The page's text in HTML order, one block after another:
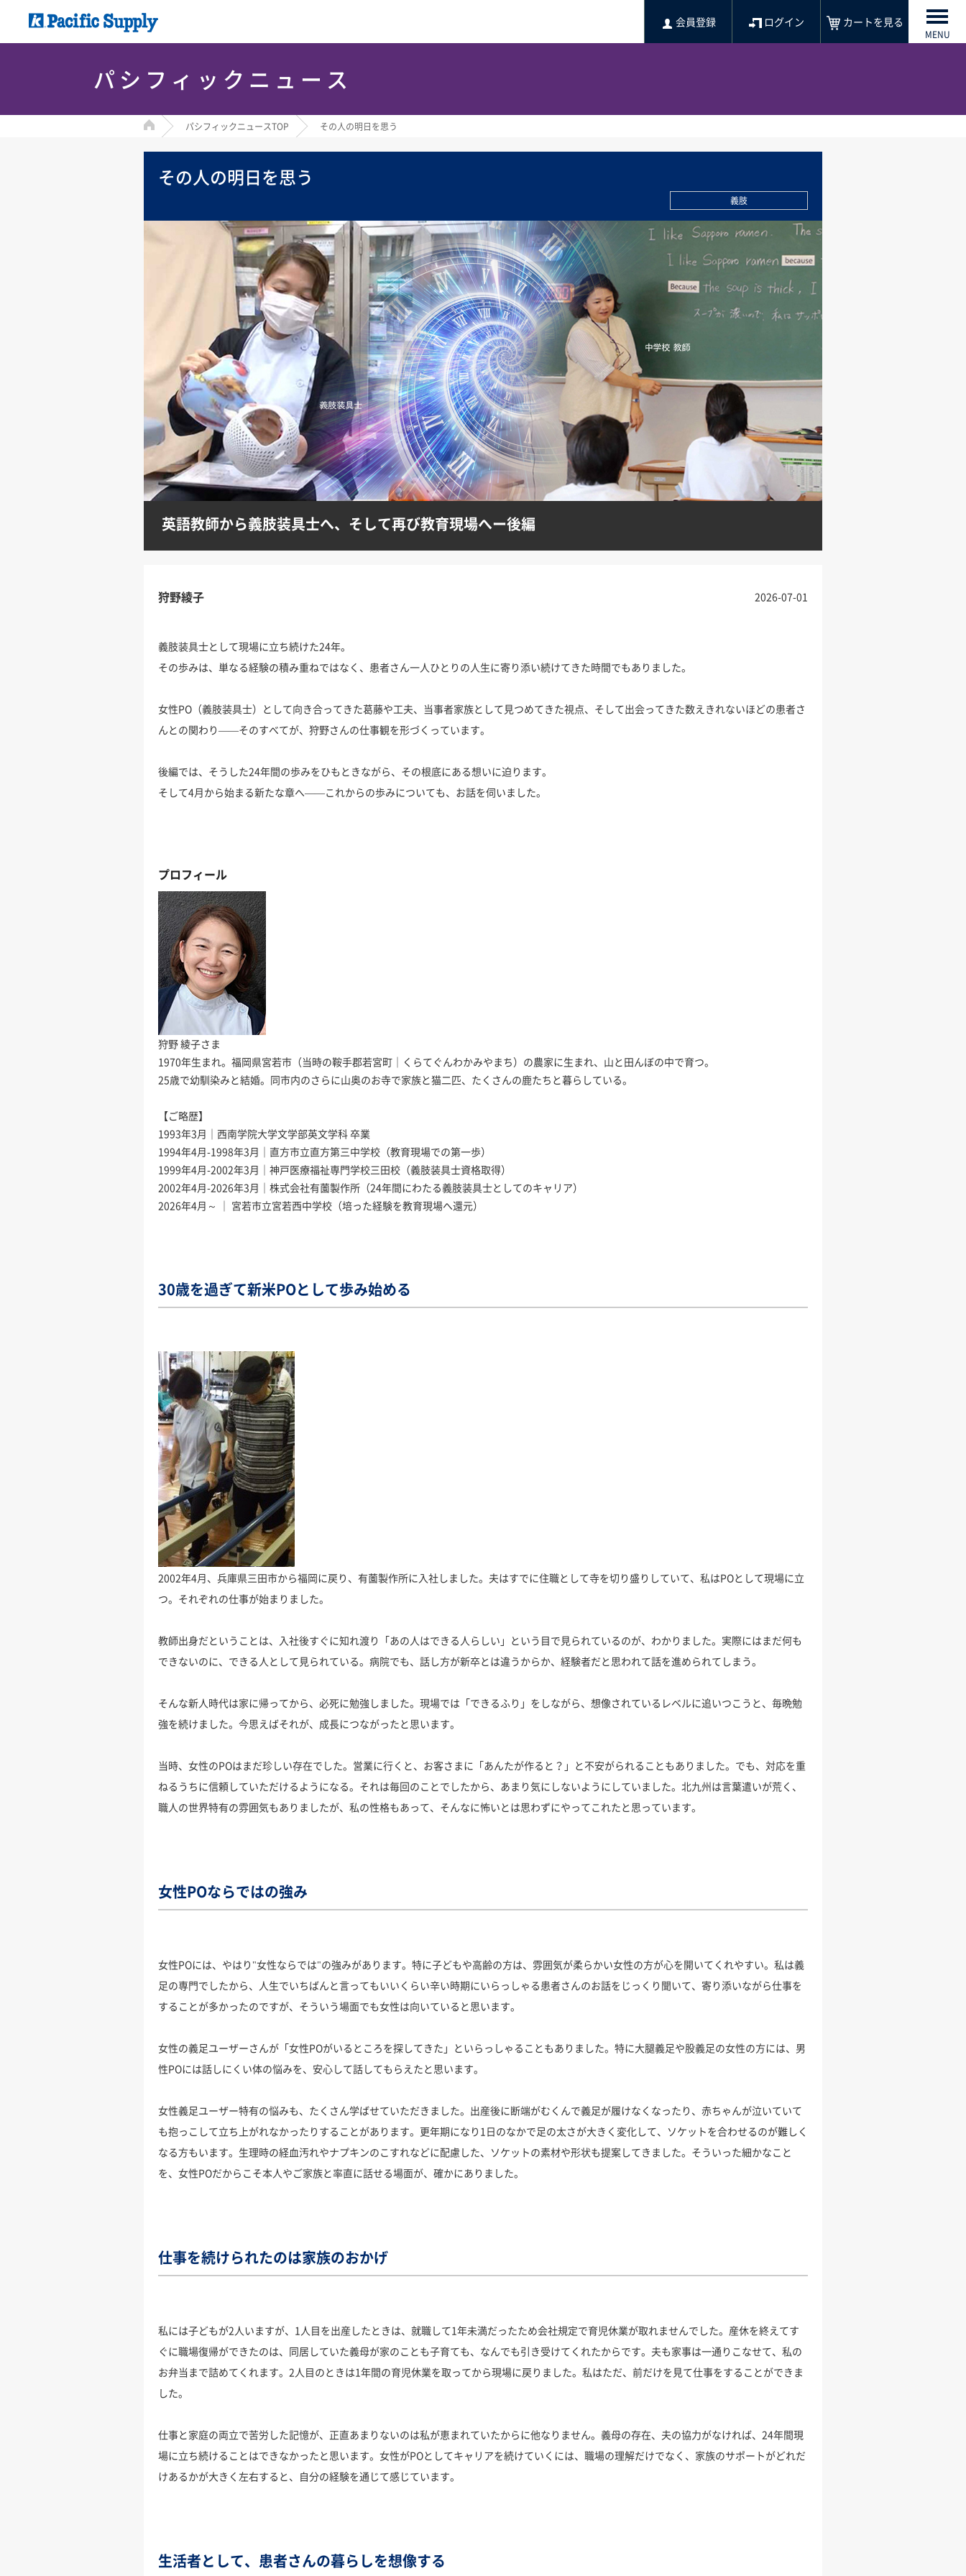
会員登録 ログイン カートを見る
MENU
パシフィックニュース
HOME パシフィックニュースTOP その人の明日を思う
その人の明日を思う
義肢
英語教師から義肢装具士へ、そして再び教育現場へー後編
狩野綾子 2026-07-01
義肢装具士として現場に立ち続けた24年。
その歩みは、単なる経験の積み重ねではなく、患者さん一人ひとりの人生に寄り添い続けてきた時間でもありました。
女性PO（義肢装具士）として向き合ってきた葛藤や工夫、当事者家族として見つめてきた視点、そして出会ってきた数えきれないほどの患者さ
んとの関わり——そのすべてが、狩野さんの仕事観を形づくっています。
後編では、そうした24年間の歩みをひもときながら、その根底にある想いに迫ります。
そして4月から始まる新たな章へ——これからの歩みについても、お話を伺いました。
プロフィール
狩野 綾子さま
1970年生まれ。福岡県宮若市（当時の鞍手郡若宮町｜くらてぐんわかみやまち）の農家に生まれ、山と田んぼの中で育つ。
25歳で幼馴染みと結婚。同市内のさらに山奥のお寺で家族と猫二匹、たくさんの鹿たちと暮らしている。
【ご略歴】
1993年3月｜西南学院大学文学部英文学科 卒業
1994年4月-1998年3月｜直方市立直方第三中学校（教育現場での第一歩）
1999年4月-2002年3月｜神戸医療福祉専門学校三田校（義肢装具士資格取得）
2002年4月-2026年3月｜株式会社有薗製作所（24年間にわたる義肢装具士としてのキャリア）
2026年4月～ ｜ 宮若市立宮若西中学校（培った経験を教育現場へ還元）
30歳を過ぎて新米POとして歩み始める
2002年4月、兵庫県三田市から福岡に戻り、有薗製作所に入社しました。夫はすでに住職として寺を切り盛りしていて、私はPOとして現場に立
つ。それぞれの仕事が始まりました。
教師出身だということは、入社後すぐに知れ渡り「あの人はできる人らしい」という目で見られているのが、わかりました。実際にはまだ何も
できないのに、できる人として見られている。病院でも、話し方が新卒とは違うからか、経験者だと思われて話を進められてしまう。
そんな新人時代は家に帰ってから、必死に勉強しました。現場では「できるふり」をしながら、想像されているレベルに追いつこうと、毎晩勉
強を続けました。今思えばそれが、成長につながったと思います。
当時、女性のPOはまだ珍しい存在でした。営業に行くと、お客さまに「あんたが作ると？」と不安がられることもありました。でも、対応を重
ねるうちに信頼していただけるようになる。それは毎回のことでしたから、あまり気にしないようにしていました。北九州は言葉遣いが荒く、
職人の世界特有の雰囲気もありましたが、私の性格もあって、そんなに怖いとは思わずにやってこれたと思っています。
女性POならではの強み
女性POには、やはり"女性ならでは"の強みがあります。特に子どもや高齢の方は、雰囲気が柔らかい女性の方が心を開いてくれやすい。私は義
足の専門でしたから、人生でいちばんと言ってもいいくらい辛い時期にいらっしゃる患者さんのお話をじっくり聞いて、寄り添いながら仕事を
することが多かったのですが、そういう場面でも女性は向いていると思います。
女性の義足ユーザーさんが「女性POがいるところを探してきた」といらっしゃることもありました。特に大腿義足や股義足の女性の方には、男
性POには話しにくい体の悩みを、安心して話してもらえたと思います。
女性義足ユーザー特有の悩みも、たくさん学ばせていただきました。出産後に断端がむくんで義足が履けなくなったり、赤ちゃんが泣いていて
も抱っこして立ち上がれなかったりすることがあります。更年期になり1日のなかで足の太さが大きく変化して、ソケットを合わせるのが難しく
なる方もいます。生理時の経血汚れやナプキンのこすれなどに配慮した、ソケットの素材や形状も提案してきました。そういった細かなこと
を、女性POだからこそ本人やご家族と率直に話せる場面が、確かにありました。
仕事を続けられたのは家族のおかげ
私には子どもが2人いますが、1人目を出産したときは、就職して1年未満だったため会社規定で育児休業が取れませんでした。産休を終えてす
ぐに職場復帰ができたのは、同居していた義母が家のことも子育ても、なんでも引き受けてくれたからです。夫も家事は一通りこなせて、私の
お弁当まで詰めてくれます。2人目のときは1年間の育児休業を取ってから現場に戻りました。私はただ、前だけを見て仕事をすることができま
した。
仕事と家庭の両立で苦労した記憶が、正直あまりないのは私が恵まれていたからに他なりません。義母の存在、夫の協力がなければ、24年間現
場に立ち続けることはできなかったと思います。女性がPOとしてキャリアを続けていくには、職場の理解だけでなく、家族のサポートがどれだ
けあるかが大きく左右すると、自分の経験を通じて感じています。
生活者として、患者さんの暮らしを想像する